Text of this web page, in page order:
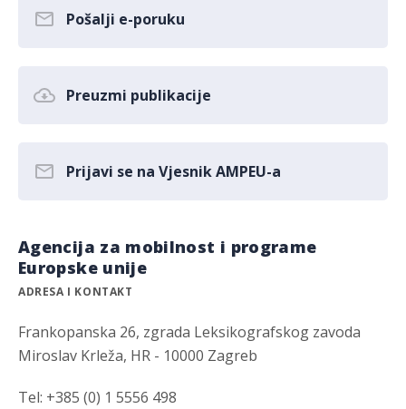
Pošalji e-poruku
Preuzmi publikacije
Prijavi se na Vjesnik AMPEU-a
Agencija za mobilnost i programe
Europske unije
ADRESA I KONTAKT
Frankopanska 26, zgrada Leksikografskog zavoda
Miroslav Krleža, HR - 10000 Zagreb
Tel: +385 (0) 1 5556 498